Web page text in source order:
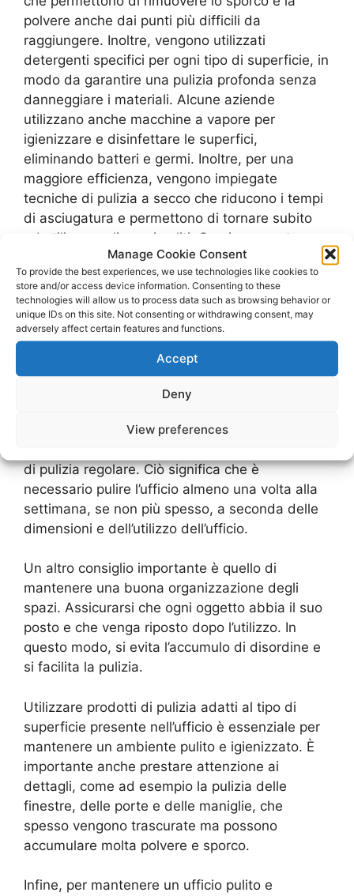
Manage Cookie Consent
To provide the best experiences, we use technologies like cookies to
store and/or access device information. Consenting to these
technologies will allow us to process data such as browsing behavior or
unique IDs on this site. Not consenting or withdrawing consent, may
adversely affect certain features and functions.
Accept
Deny
View preferences
polvere anche dai punti più difficili da
raggiungere. Inoltre, vengono utilizzati
detergenti specifici per ogni tipo di superficie, in
modo da garantire una pulizia profonda senza
danneggiare i materiali. Alcune aziende
utilizzano anche macchine a vapore per
igienizzare e disinfettare le superfici,
eliminando batteri e germi. Inoltre, per una
maggiore efficienza, vengono impiegate
tecniche di pulizia a secco che riducono i tempi
di asciugatura e permettono di tornare subito
ad utilizzare gli spazi puliti. Grazie a queste
tecnologie, le pulizie uffici possono essere
svolte in modo rapido ed efficiente, garantendo
un ambiente di lavoro sano e igienico.
Consigli per mantenere un ufficio
pulito e ordinato
importante seguire alcune semplici regole.
di pulizia regolare. Ciò significa che è
necessario pulire l’ufficio almeno una volta alla
settimana, se non più spesso, a seconda delle
dimensioni e dell’utilizzo dell’ufficio.
Un altro consiglio importante è quello di
mantenere una buona organizzazione degli
spazi. Assicurarsi che ogni oggetto abbia il suo
posto e che venga riposto dopo l’utilizzo. In
questo modo, si evita l’accumulo di disordine e
si facilita la pulizia.
Utilizzare prodotti di pulizia adatti al tipo di
superficie presente nell’ufficio è essenziale per
mantenere un ambiente pulito e igienizzato. È
importante anche prestare attenzione ai
dettagli, come ad esempio la pulizia delle
finestre, delle porte e delle maniglie, che
spesso vengono trascurate ma possono
accumulare molta polvere e sporco.
Infine, per mantenere un ufficio pulito e